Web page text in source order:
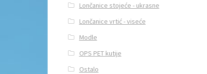
Lončanice stojeće - ukrasne
Lončanice vrtić - viseće
Modle
OPS PET kutije
Ostalo